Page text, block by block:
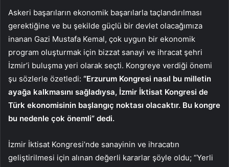
Askeri başarıların ekonomik başarılarla taçlandırılması
gerektiğine ve bu şekilde güçlü bir devlet olacağımıza
inanan Gazi Mustafa Kemal, çok uygun bir ekonomik
program oluşturmak için bizzat sanayi ve ihracat şehri
İzmir’i buluşma yeri olarak seçti. Kongreye verdiği önemi
şu sözlerle özetledi: “Erzurum Kongresi nasıl bu milletin
ayağa kalkmasını sağladıysa, İzmir İktisat Kongresi de
Türk ekonomisinin başlangıç ​​noktası olacaktır. Bu kongre
bu nedenle çok önemli” dedi.
İzmir İktisat Kongresi’nde sanayinin ve ihracatın
geliştirilmesi için alınan değerli kararlar şöyle oldu; “Yerli